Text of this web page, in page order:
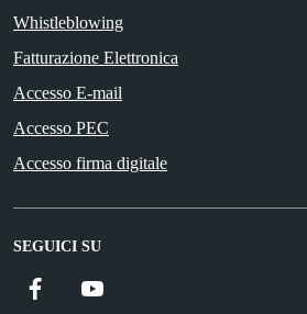
Whistleblowing
Fatturazione Elettronica
Accesso E-mail
Accesso PEC
Accesso firma digitale
SEGUICI SU
Facebook